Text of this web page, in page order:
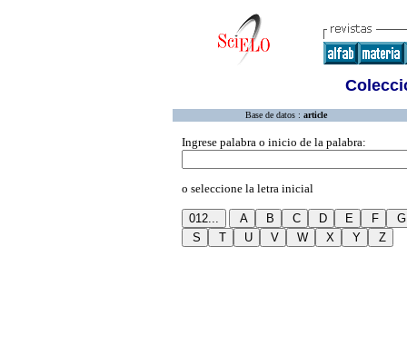
Base de datos : article
Ingrese palabra o inicio de la palabra:
o seleccione la letra inicial